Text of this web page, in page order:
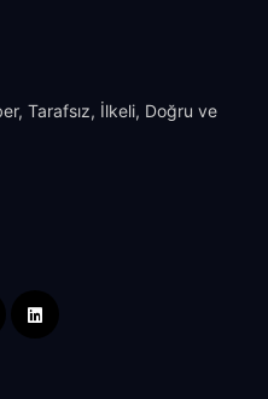
Tarafsız, İlkeli, Doğru ve